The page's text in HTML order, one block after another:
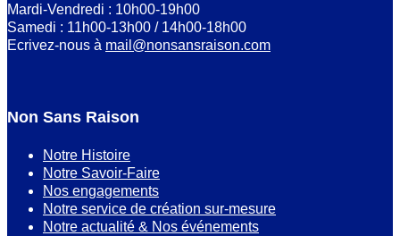
Mardi-Vendredi : 10h00-19h00
Samedi : 11h00-13h00 / 14h00-18h00
Ecrivez-nous à mail@nonsansraison.com
Non Sans Raison
Notre Histoire
Notre Savoir-Faire
Nos engagements
Notre service de création sur-mesure
Notre actualité & Nos événements